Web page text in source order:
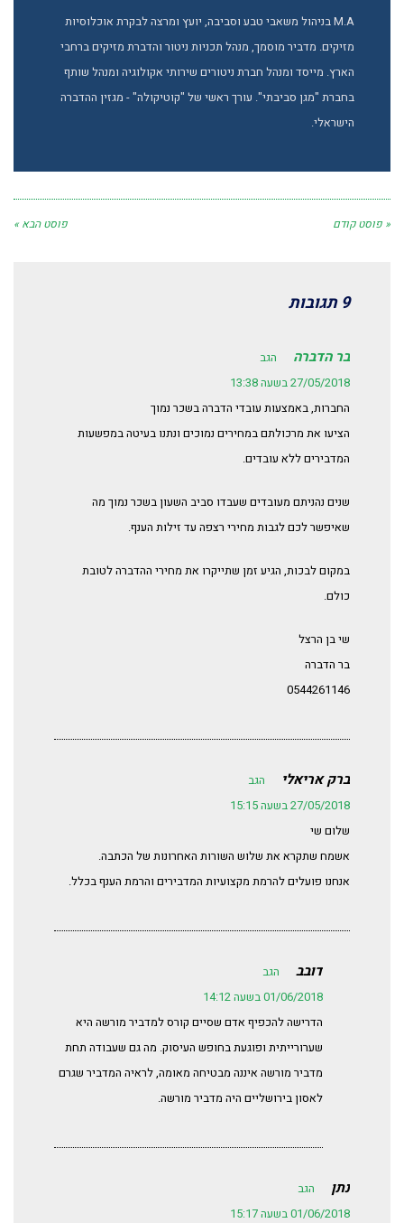
M.A בניהול משאבי טבע וסביבה, יועץ ומרצה לבקרת אוכלוסיות
מזיקים. מדביר מוסמך, מנהל תכניות ניטור והדברת מזיקים ברחבי
הארץ. מייסד ומנהל חברת ניטורים שירותי אקולוגיה ומנהל שותף
בחברת "מגן סביבתי". עורך ראשי של "קוטיקולה" - מגזין ההדברה
הישראלי.
« פוסט קודם פוסט הבא »
9 תגובות
בר הדברה
הגב
27/05/2018 בשעה 13:38
החברות, באמצעות עובדי הדברה בשכר נמוך
הציעו את מרכולתם במחירים נמוכים ונתנו בעיטה במפשעות
המדבירים ללא עובדים.
שנים נהניתם מעובדים שעבדו סביב השעון בשכר נמוך מה
שאיפשר לכם לגבות מחירי רצפה עד זילות הענף.
במקום לבכות, הגיע זמן שתייקרו את מחירי ההדברה לטובת
כולם.
שי בן הרצל
בר הדברה
0544261146
ברק אריאלי
הגב
27/05/2018 בשעה 15:15
שלום שי
אשמח שתקרא את שלוש השורות האחרונות של הכתבה.
אנחנו פועלים להרמת מקצועיות המדבירים והרמת הענף בכלל.
דובב
הגב
01/06/2018 בשעה 14:12
הדרישה להכפיף אדם שסיים קורס למדביר מורשה היא
שערורייתית ופוגעת בחופש העיסוק. מה גם שעבודה תחת
מדביר מורשה איננה מבטיחה מאומה, לראיה המדביר שגרם
לאסון בירושליים היה מדביר מורשה.
נתן
הגב
01/06/2018 בשעה 15:17